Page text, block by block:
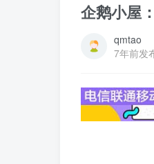
企鹅小屋
qmtao
7年前发